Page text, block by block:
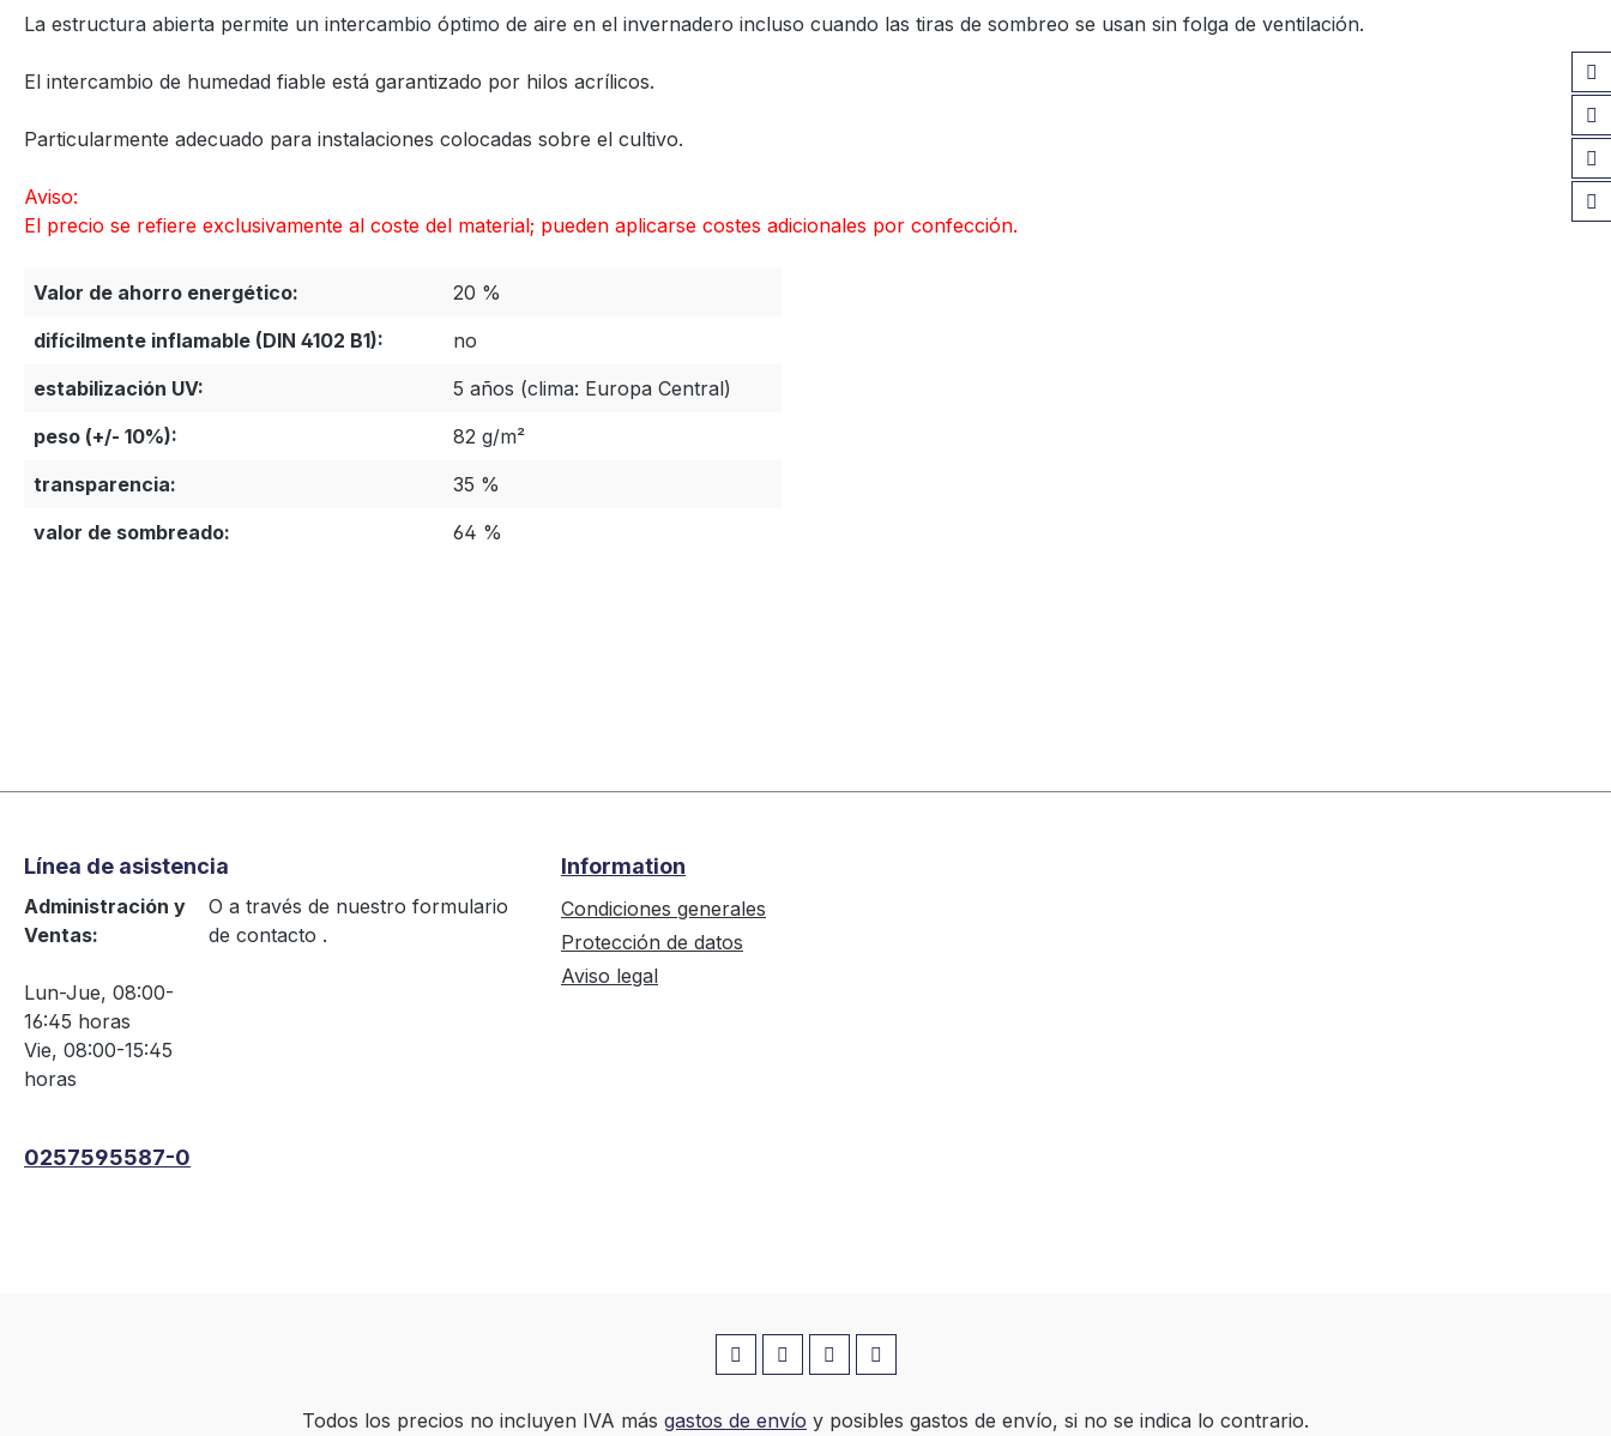
La estructura abierta permite un intercambio óptimo de aire en el invernadero incluso cuando las tiras de sombreo se usan sin folga de ventilación.
El intercambio de humedad fiable está garantizado por hilos acrílicos.
Particularmente adecuado para instalaciones colocadas sobre el cultivo.
Aviso:
El precio se refiere exclusivamente al coste del material; pueden aplicarse costes adicionales por confección.
Valor de ahorro energético:
20 %
difícilmente inflamable (DIN 4102 B1):
no
estabilización UV:
5 años (clima: Europa Central)
peso (+/- 10%):
82 g/m²
transparencia:
35 %
valor de sombreado:
64 %
Línea de asistencia
Administración y
Ventas:
Lun-Jue, 08:00-
16:45 horas
Vie, 08:00-15:45
horas
0257595587-0
O a través de nuestro formulario
de contacto .
Information
Condiciones generales
Protección de datos
Aviso legal
Todos los precios no incluyen IVA más gastos de envío y posibles gastos de envío, si no se indica lo contrario.